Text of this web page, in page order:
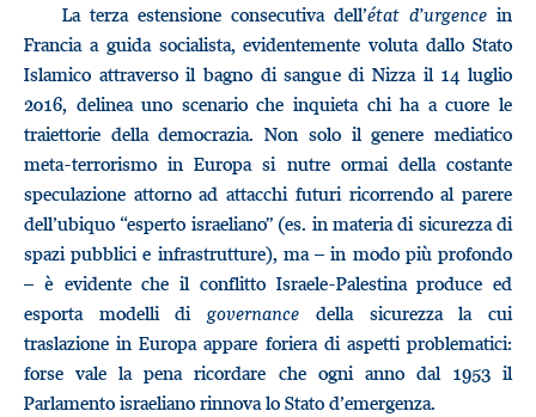
La terza estensione consecutiva dell’état d’urgence in
Francia a guida socialista, evidentemente voluta dallo Stato
Islamico attraverso il bagno di sangue di Nizza il 14 luglio
2016, delinea uno scenario che inquieta chi ha a cuore le
traiettorie della democrazia. Non solo il genere mediatico
meta-terrorismo in Europa si nutre ormai della costante
speculazione attorno ad attacchi futuri ricorrendo al parere
dell’ubiquo “esperto israeliano” (es. in materia di sicurezza di
spazi pubblici e infrastrutture), ma – in modo più profondo
– è evidente che il conflitto Israele-Palestina produce ed
esporta modelli digovernance della sicurezza la cui
traslazione in Europa appare foriera di aspetti problematici:
forse vale la pena ricordare che ogni anno dal 1953 il
Parlamento israeliano rinnova lo Stato d’emergenza.